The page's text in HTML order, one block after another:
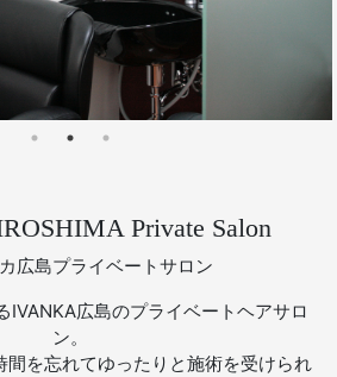
Private Salon
広島プライベートサロン
IVANKA広島のプライベートヘアサロ
ン。
間を忘れてゆったりと施術を受けられ